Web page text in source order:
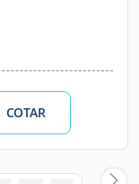
COTAR